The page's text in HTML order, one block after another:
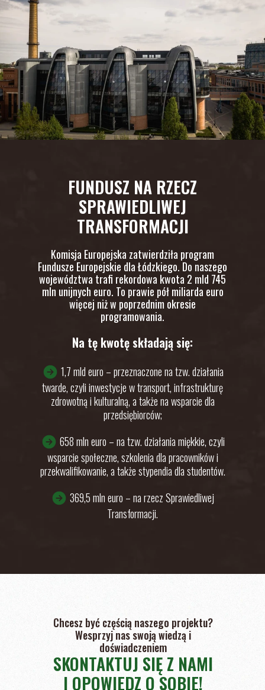
FUNDUSZ NA RZECZ
SPRAWIEDLIWEJ
TRANSFORMACJI
Komisja Europejska zatwierdziła program
Fundusze Europejskie dla Łódzkiego. Do naszego
województwa trafi rekordowa kwota 2 mld 745
mln unijnych euro. To prawie pół miliarda euro
więcej niż w poprzednim okresie
programowania.
Na tę kwotę składają się:
1,7 mld euro – przeznaczone na tzw. działania
twarde, czyli inwestycje w transport, infrastrukturę
zdrowotną i kulturalną, a także na wsparcie dla
przedsiębiorców;
658 mln euro – na tzw. działania miękkie, czyli
wsparcie społeczne, szkolenia dla pracowników i
przekwalifikowanie, a także stypendia dla studentów.
369,5 mln euro – na rzecz Sprawiedliwej
Transformacji.
Chcesz być częścią naszego projektu?
Wesprzyj nas swoją wiedzą i
doświadczeniem
SKONTAKTUJ SIĘ Z NAMI
I OPOWIEDZ O SOBIE!